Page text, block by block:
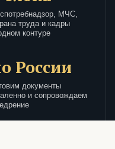
МЧС,
труда и кадры
контуре
России
документы
и сопровождаем